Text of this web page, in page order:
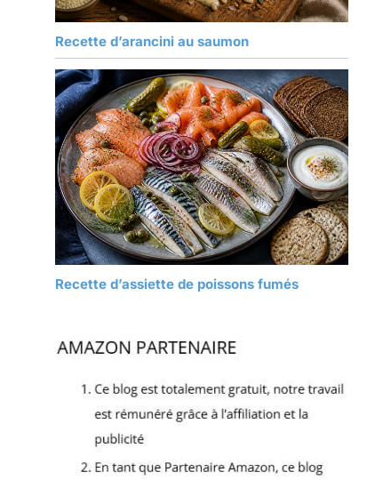
Recette d’arancini au saumon
Recette d’assiette de poissons fumés